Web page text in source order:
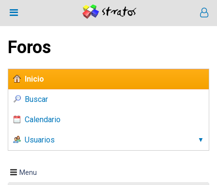
Foros
Inicio
Buscar
Calendario
Usuarios
Menu